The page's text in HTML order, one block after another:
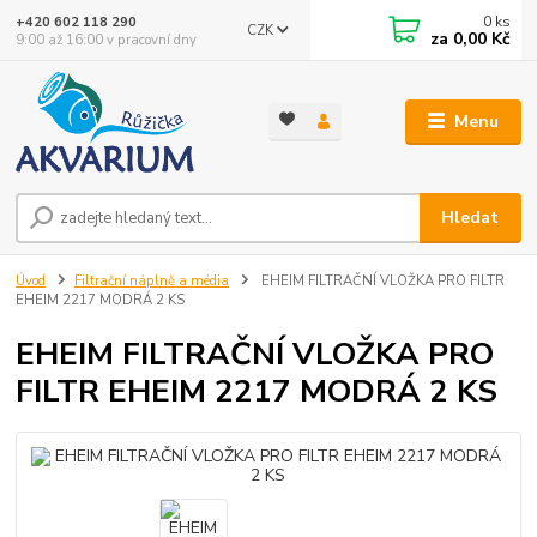
Menu
CZK
Hledat
+420 602 118 290
9:00 až 16:00 v pracovní dny
0 ks
za 0,00 Kč
Úvod Filtrační náplně a média
EHEIM FILTRAČNÍ VLOŽKA PRO FILTR
EHEIM 2217 MODRÁ 2 KS
EHEIM FILTRAČNÍ VLOŽKA PRO
FILTR EHEIM 2217 MODRÁ 2 KS